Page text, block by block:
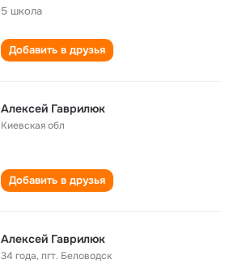
5 школа
Добавить в друзья
Aлексей Гаврилюк
Киевская обл
Добавить в друзья
Алексей Гаврилюк
34 года,пгт. Беловодск